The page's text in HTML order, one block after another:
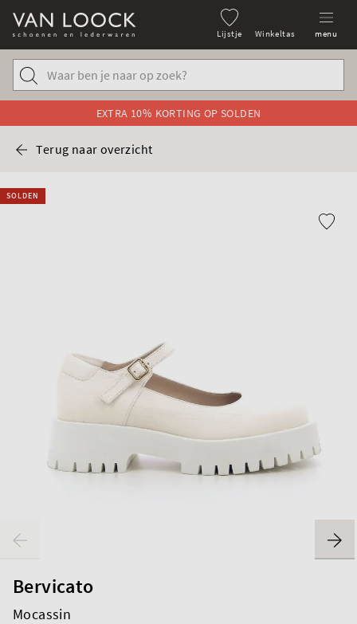
Lijstje Winkeltas menu
EXTRA 10% KORTING OP SOLDEN
Terug naar overzicht
SOLDEN
Bervicato
Mocassin